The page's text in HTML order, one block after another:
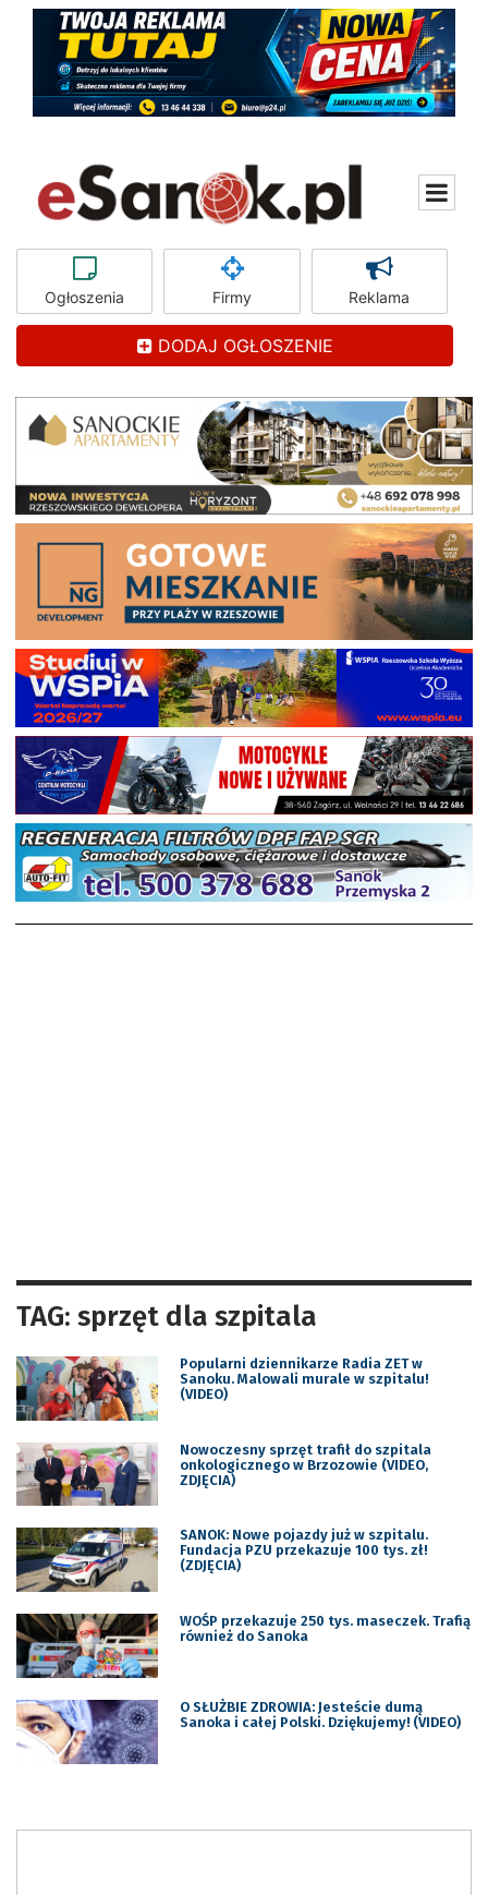
Ogłoszenia Firmy Reklama
DODAJ OGŁOSZENIE
TAG: sprzęt dla szpitala
Popularni dziennikarze Radia ZET w
Sanoku. Malowali murale w szpitalu!
(VIDEO)
Nowoczesny sprzęt trafił do szpitala
onkologicznego w Brzozowie (VIDEO,
ZDJĘCIA)
SANOK: Nowe pojazdy już w szpitalu.
Fundacja PZU przekazuje 100 tys. zł!
(ZDJĘCIA)
WOŚP przekazuje 250 tys. maseczek. Trafią
również do Sanoka
O SŁUŻBIE ZDROWIA: Jesteście dumą
Sanoka i całej Polski. Dziękujemy! (VIDEO)